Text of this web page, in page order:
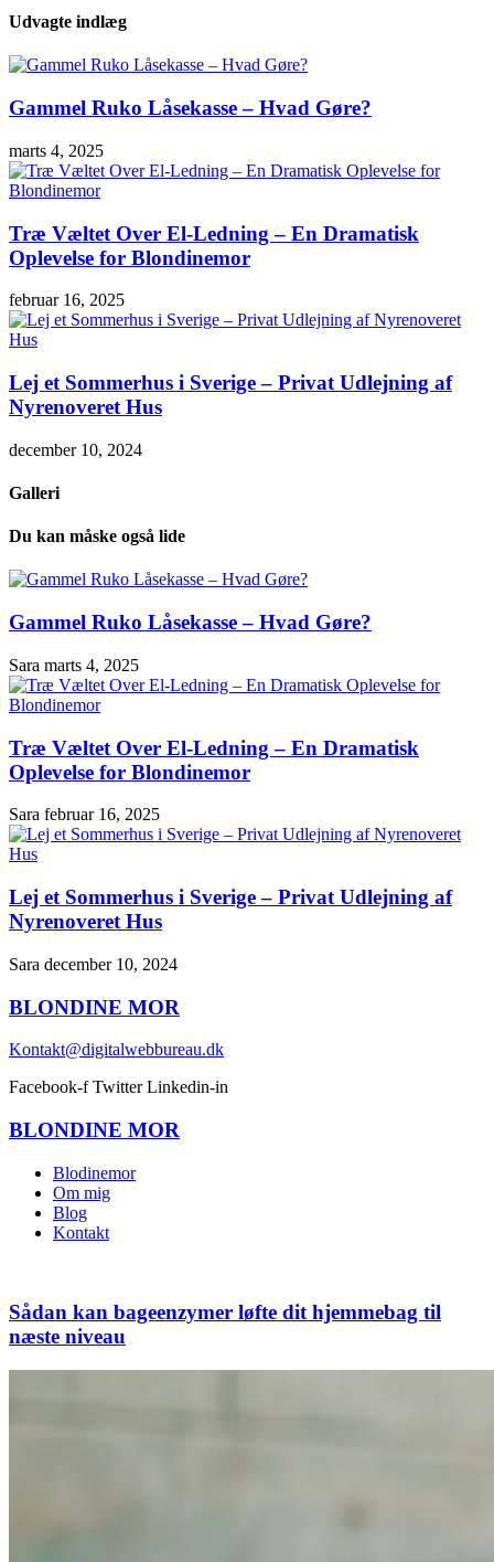
Udvagte indlæg
Gammel Ruko Låsekasse – Hvad Gøre?
marts 4, 2025
Træ Væltet Over El-Ledning – En Dramatisk
Oplevelse for Blondinemor
februar 16, 2025
Lej et Sommerhus i Sverige – Privat Udlejning af
Nyrenoveret Hus
december 10, 2024
Galleri
Du kan måske også lide
Gammel Ruko Låsekasse – Hvad Gøre?
Sara marts 4, 2025
Træ Væltet Over El-Ledning – En Dramatisk
Oplevelse for Blondinemor
Sara februar 16, 2025
Lej et Sommerhus i Sverige – Privat Udlejning af
Nyrenoveret Hus
Sara december 10, 2024
BLONDINE MOR
Kontakt@digitalwebbureau.dk
Facebook-f Twitter Linkedin-in
BLONDINE MOR
Blodinemor
Om mig
Blog
Kontakt
Sådan kan bageenzymer løfte dit hjemmebag til
næste niveau